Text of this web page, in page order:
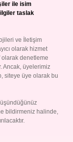
ile isim
taslak
ve İletişim
olarak hizmet
denetleme
Ancak, üyelerimiz
siteye üye olarak bu
bildirmeniz halinde,